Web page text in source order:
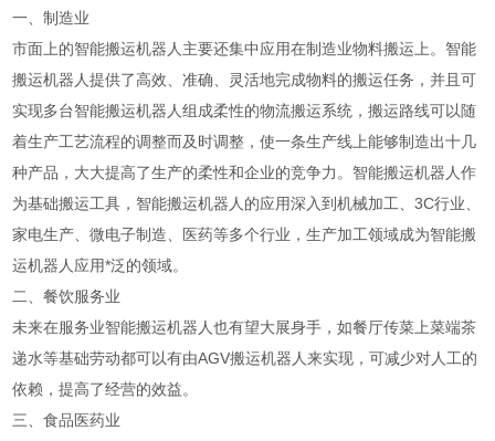
一、制造业
市面上的智能搬运机器人主要还集中应用在制造业物料搬运上。智能
搬运机器人提供了高效、准确、灵活地完成物料的搬运任务，并且可
实现多台智能搬运机器人组成柔性的物流搬运系统，搬运路线可以随
着生产工艺流程的调整而及时调整，使一条生产线上能够制造出十几
种产品，大大提高了生产的柔性和企业的竞争力。智能搬运机器人作
为基础搬运工具，智能搬运机器人的应用深入到机械加工、3C行业、
家电生产、微电子制造、医药等多个行业，生产加工领域成为智能搬
运机器人应用*泛的领域。
二、餐饮服务业
未来在服务业智能搬运机器人也有望大展身手，如餐厅传菜上菜端茶
递水等基础劳动都可以有由AGV搬运机器人来实现，可减少对人工的
依赖，提高了经营的效益。
三、食品医药业